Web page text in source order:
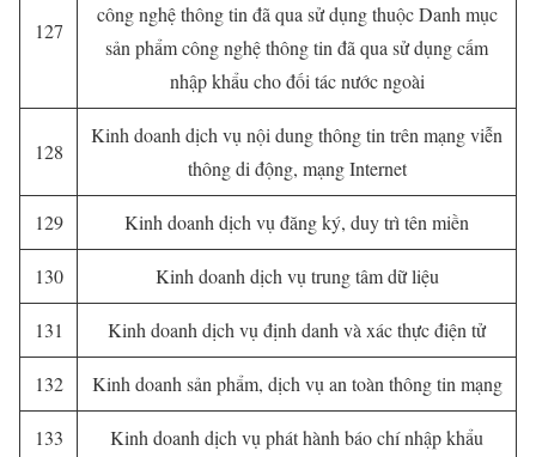
127
công nghệ thông tin đã qua sử dụng thuộc Danh mục
sản phẩm công nghệ thông tin đã qua sử dụng cấm
nhập khẩu cho đối tác nước ngoài
128
Kinh doanh dịch vụ nội dung thông tin trên mạng viễn
thông di động, mạng Internet
129 Kinh doanh dịch vụ đăng ký, duy trì tên miền
130 Kinh doanh dịch vụ trung tâm dữ liệu
131 Kinh doanh dịch vụ định danh và xác thực điện tử
132 Kinh doanh sản phẩm, dịch vụ an toàn thông tin mạng
133 Kinh doanh dịch vụ phát hành báo chí nhập khẩu